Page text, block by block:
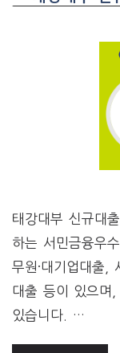
태강대부 신규대
하는 서민금융우
무원·대기업대출,
대출 등이 있으며
있습니다. …